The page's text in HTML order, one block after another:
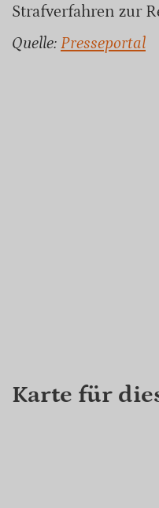
Strafverfahren zur
Quelle: Presseportal
Karte für